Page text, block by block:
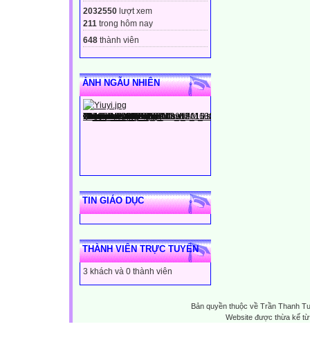
2032550 lượt xem
211 trong hôm nay
648 thành viên
ẢNH NGẪU NHIÊN
TIN GIÁO DỤC
THÀNH VIÊN TRỰC TUYẾN
3 khách và 0 thành viên
Bản quyền thuộc về Trần Thanh
Website được thừa kế